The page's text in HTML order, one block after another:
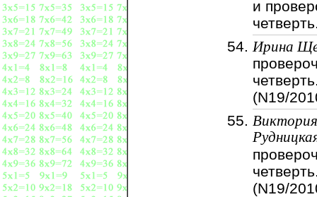
и
Ирина
(N19/
Виктория
(N19/